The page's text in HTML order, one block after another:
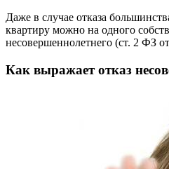
Даже в случае отказа
квартиру можно на одного
несовершеннолетнего (ст. 2 ФЗ
Как выражает отказ